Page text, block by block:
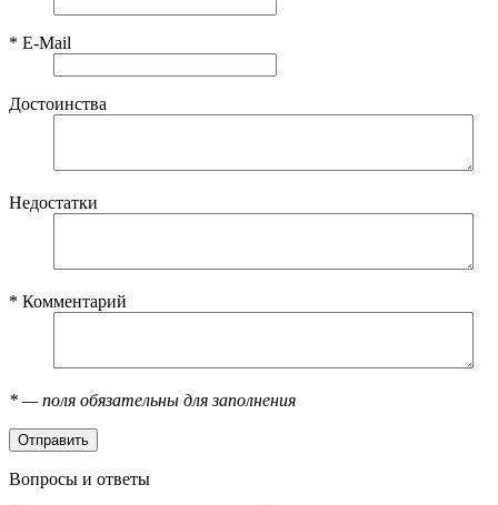
* E-Mail
Достоинства
Недостатки
* Комментарий
* — поля обязательны для заполнения
Вопросы и ответы